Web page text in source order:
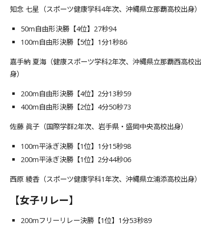
知念 七星（スポーツ健康学科4年次、沖縄県立那覇高校出身）
50m自由形決勝【4位】27秒94
100m自由形決勝【5位】1分1秒86
嘉手納 夏海（健康スポーツ学科2年次、沖縄県立那覇西高校出
身）
200m自由形決勝【4位】2分13秒59
400m自由形決勝【2位】4分50秒73
佐藤 眞子（国際学群2年次、岩手県・盛岡中央高校出身）
100m平泳ぎ決勝【1位】1分15秒98
200m平泳ぎ決勝【1位】2分44秒06
西原 綾香（スポーツ健康学科1年次、沖縄県立浦添高校出身）
【女子リレー】
200mフリーリレー決勝【1位】1分53秒89